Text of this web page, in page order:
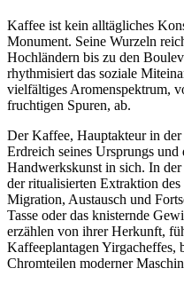
Kaffee ist kein alltägliches
Monument. Seine Wurzeln
Hochländern bis zu den
rhythmisiert das soziale
vielfältiges Aromenspektrum,
fruchtigen Spuren, ab.
Der Kaffee, Hauptakteur in der
Erdreich seines Ursprungs
Handwerkskunst in sich. In der
der ritualisierten Extraktion
Migration, Austausch und
Tasse oder das knisternde
erzählen von ihrer Herkunft,
Kaffeeplantagen Yirgacheffes,
Chromteilen moderner